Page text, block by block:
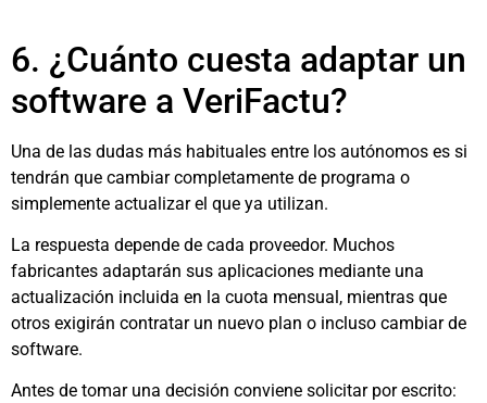
6. ¿Cuánto cuesta adaptar un
software a VeriFactu?
Una de las dudas más habituales entre los autónomos es si
tendrán que cambiar completamente de programa o
simplemente actualizar el que ya utilizan.
La respuesta depende de cada proveedor. Muchos
fabricantes adaptarán sus aplicaciones mediante una
actualización incluida en la cuota mensual, mientras que
otros exigirán contratar un nuevo plan o incluso cambiar de
software.
Antes de tomar una decisión conviene solicitar por escrito: